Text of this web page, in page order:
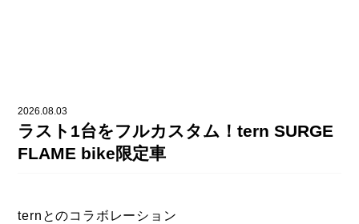
2026.08.03
ラスト1台をフルカスタム！tern SURGE
FLAME bike限定車
ternとのコラボレーション